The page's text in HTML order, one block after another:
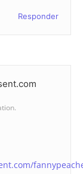
Responder